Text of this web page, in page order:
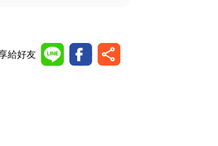
給好友